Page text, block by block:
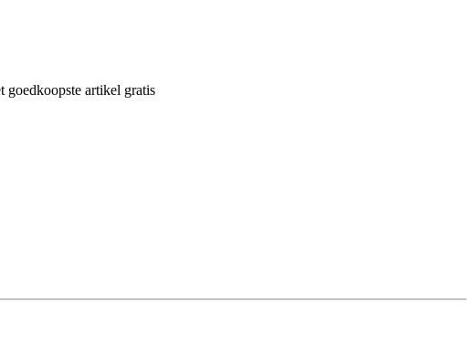
goedkoopste artikel gratis